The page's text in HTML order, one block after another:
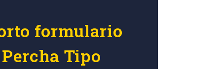
formulario
Tipo